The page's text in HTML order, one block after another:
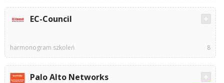
EC-Council
harmonogram szkoleń 8
Palo Alto Networks